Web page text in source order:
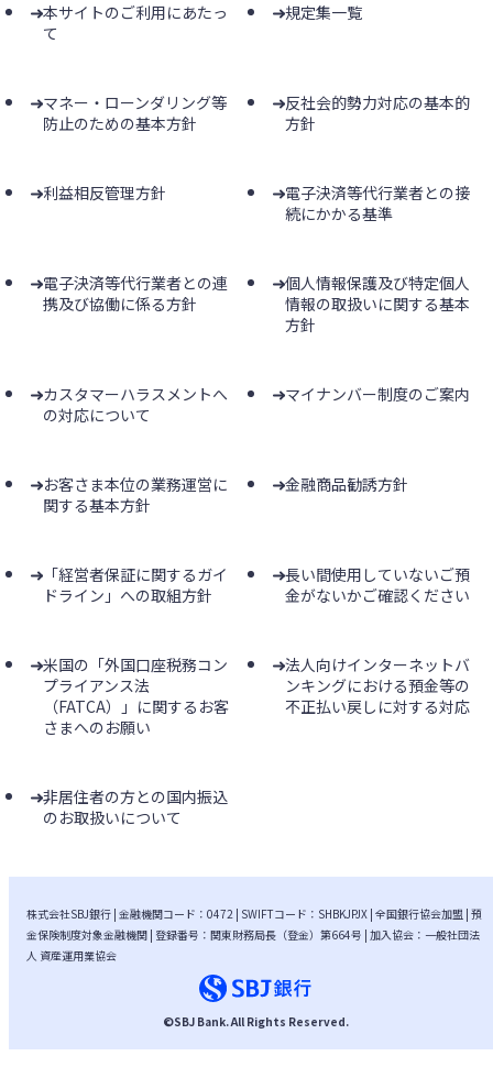
本サイトのご利用にあたっ
て
規定集一覧
マネー・ローンダリング等
防止のための基本方針
反社会的勢力対応の基本的
方針
利益相反管理方針
電子決済等代行業者との接
続にかかる基準
電子決済等代行業者との連
携及び協働に係る方針
個人情報保護及び特定個人
情報の取扱いに関する基本
方針
カスタマーハラスメントへ
の対応について
マイナンバー制度のご案内
お客さま本位の業務運営に
関する基本方針
金融商品勧誘方針
「経営者保証に関するガイ
ドライン」への取組方針
長い間使用していないご預
金がないかご確認ください
米国の「外国口座税務コン
プライアンス法
（FATCA）」に関するお客
さまへのお願い
法人向けインターネットバ
ンキングにおける預金等の
不正払い戻しに対する対応
非居住者の方との国内振込
のお取扱いについて
株式会社SBJ銀行 | 金融機関コード：0472 | SWIFTコード：SHBKJPJX | 全国銀行協会加盟 | 預
金保険制度対象金融機関 | 登録番号：関東財務局長（登金）第664号 | 加入協会：一般社団法
人 資産運用業協会
©SBJ Bank. All Rights Reserved.